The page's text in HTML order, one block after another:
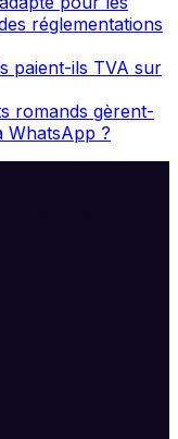
réglementations
paient-ils TVA sur
romands gèrent-
WhatsApp ?